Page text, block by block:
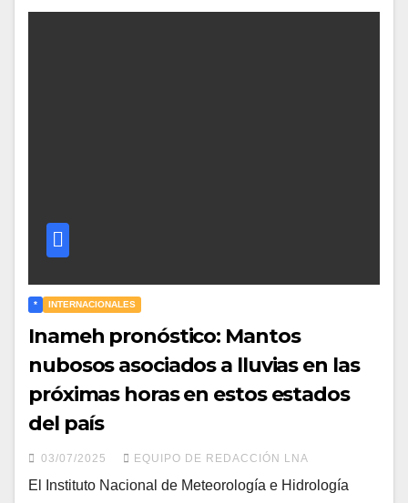
* INTERNACIONALES
Inameh pronóstico: Mantos
nubosos asociados a lluvias en las
próximas horas en estos estados
del país
03/07/2025 EQUIPO DE REDACCIÓN LNA
El Instituto Nacional de Meteorología e Hidrología